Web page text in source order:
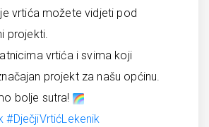
vrtića možete vidjeti pod
projekti.
vrtića i svima koji
projekt za našu općinu.
bolje sutra!
#DječjiVrtićLekenik